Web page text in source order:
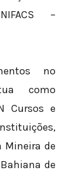
–
no
como
Cursos e
Mineira de
de